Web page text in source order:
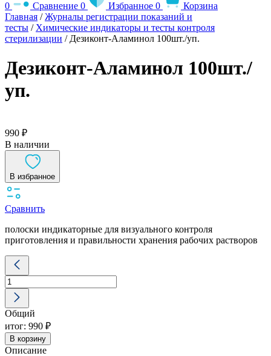
0 Сравнение 0 Избранное 0
Корзина
Главная /Журналы регистрации показаний и
тесты / Химические индикаторы и тесты контроля
стерилизации / Дезиконт-Аламинол 100шт./уп.
Дезиконт-Аламинол 100шт./
уп.
990 ₽
В наличии
В избранное
Сравнить
полоски индикаторные для визуального контроля
приготовления и правильности хранения рабочих растворов
Количество
товара
Дезиконт-
Аламинол
100шт./
уп.
Общий
итог: 990 ₽
В корзину
Описание